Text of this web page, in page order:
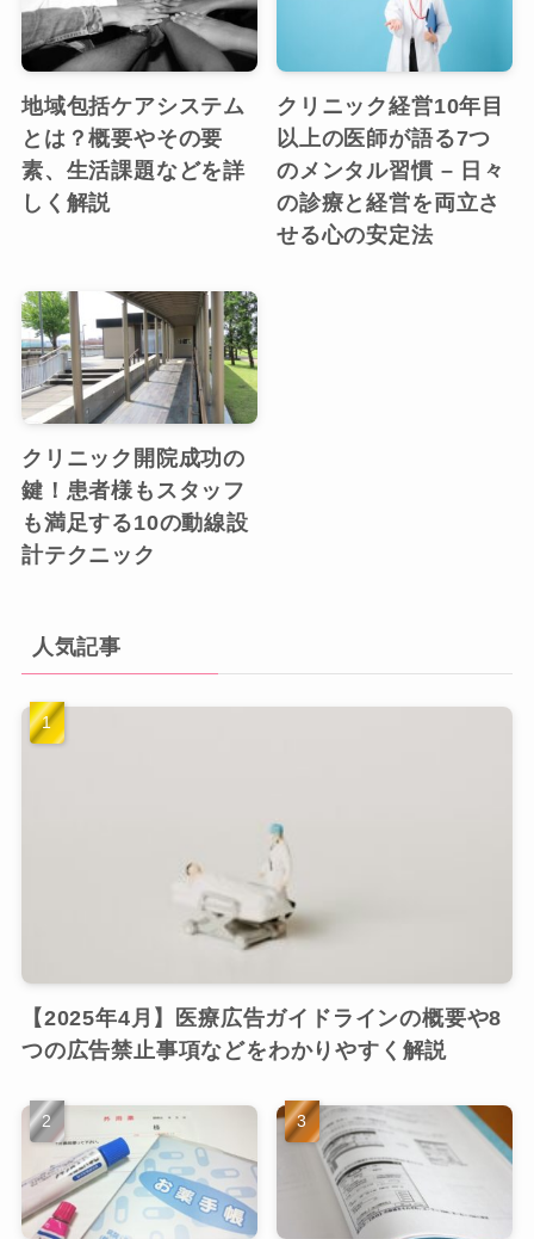
地域包括ケアシステム
とは？概要やその要
素、生活課題などを詳
しく解説
クリニック経営10年目
以上の医師が語る7つ
のメンタル習慣 – 日々
の診療と経営を両立さ
せる心の安定法
クリニック開院成功の
鍵！患者様もスタッフ
も満足する10の動線設
計テクニック
人気記事
【2025年4月】医療広告ガイドラインの概要や8
つの広告禁止事項などをわかりやすく解説